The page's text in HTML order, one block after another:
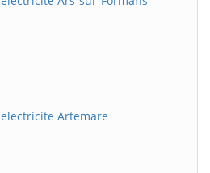
Artemare